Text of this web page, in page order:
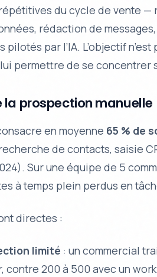
du cycle de vente
rédaction de
par l’IA. L’objectif
permettre de se concentrer
la prospection manuelle
en moyenne 65 % de
de contacts, saisie
Sur une équipe de 5
à temps plein perdus en
directes :
limité : un commercial
contre 200 à 500 avec un